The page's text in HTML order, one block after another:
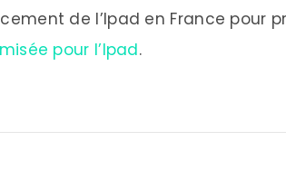
de l’Ipad en France pour
pour l’Ipad.